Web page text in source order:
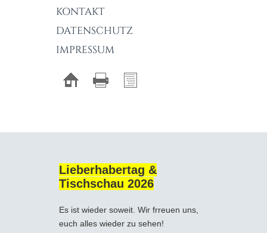
KONTAKT
DATENSCHUTZ
IMPRESSUM
Lieberhabertag &
Tischschau 2026
Es ist wieder soweit. Wir frreuen uns,
euch alles wieder zu sehen!